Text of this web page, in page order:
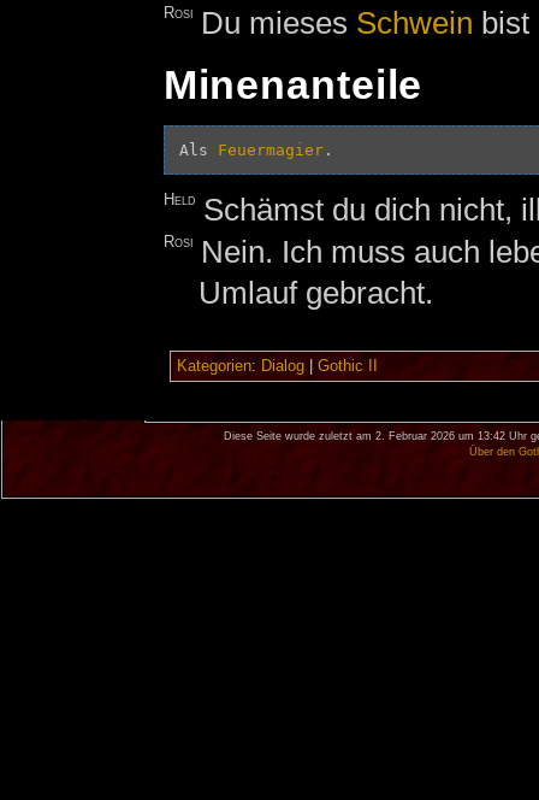
Rosi Du mieses Schwein bist
Minenanteile
Als Feuermagier
Held Schämst du dich nicht,
Rosi
Nein. Ich muss auch
Umlauf gebracht.
Kategorien: Dialog| Gothic II
Diese Seite wurde zuletzt am 2. Februar 2026 um 13:42 Uhr
Über den